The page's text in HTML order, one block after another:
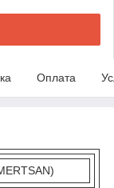
Оплата